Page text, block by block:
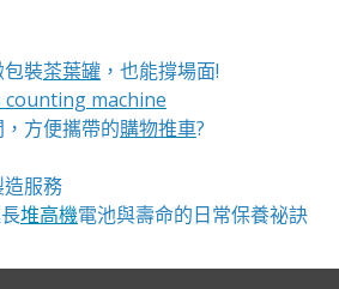
裝茶葉罐，也能撐場面!
machine
方便攜帶的購物推車?
服務
堆高機電池與壽命的日常保養祕訣